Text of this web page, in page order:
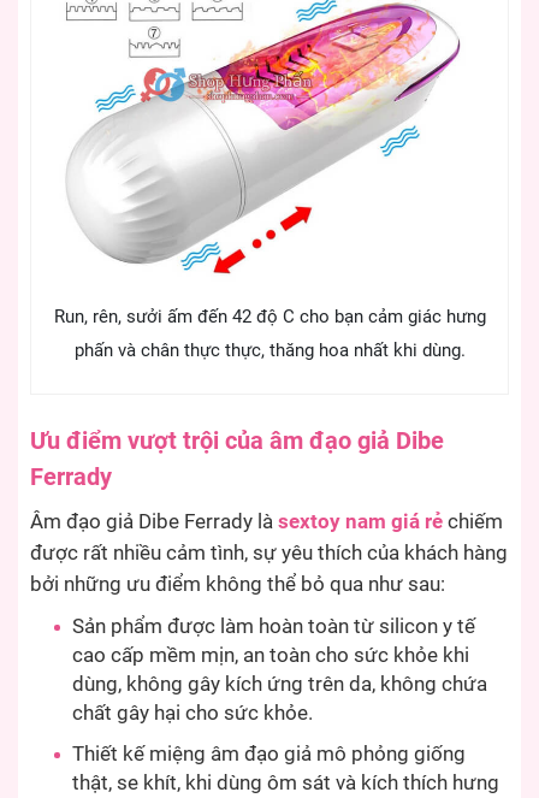
Run, rên, sưởi ấm đến 42 độ C cho bạn cảm giác hưng
phấn và chân thực thực, thăng hoa nhất khi dùng.
Ưu điểm vượt trội của âm đạo giả Dibe
Ferrady
Âm đạo giả Dibe Ferrady là sextoy nam giá rẻ chiếm
được rất nhiều cảm tình, sự yêu thích của khách hàng
bởi những ưu điểm không thể bỏ qua như sau:
Sản phẩm được làm hoàn toàn từ silicon y tế
cao cấp mềm mịn, an toàn cho sức khỏe khi
dùng, không gây kích ứng trên da, không chứa
chất gây hại cho sức khỏe.
Thiết kế miệng âm đạo giả mô phỏng giống
thật, se khít, khi dùng ôm sát và kích thích hưng